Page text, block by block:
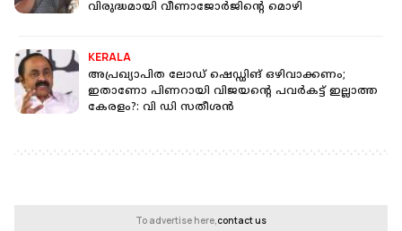
വിരുദ്ധമായി വീണാജോർജിൻ്റെ മൊഴി
KERALA
അപ്രഖ്യാപിത ലോഡ് ഷെഡ്ഡിങ് ഒഴിവാക്കണം;
ഇതാണോ പിണറായി വിജയന്റെ പവര്‍കട്ട് ഇല്ലാത്ത
കേരളം?: വി ഡി സതീശൻ
To advertise here,contact us